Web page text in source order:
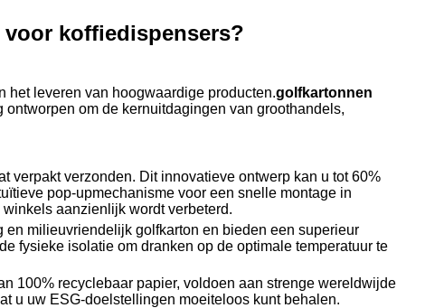
koffiedispensers?
het leveren van hoogwaardige producten.golfkartonnen
om de kernuitdagingen van groothandels,
verpakt verzonden. Dit innovatieve ontwerp kan u tot 60%
pop-upmechanisme voor een snelle montage in
aanzienlijk wordt verbeterd.
en milieuvriendelijk golfkarton en bieden een superieur
fysieke isolatie om dranken op de optimale temperatuur te
100% recyclebaar papier, voldoen aan strenge wereldwijde
u uw ESG-doelstellingen moeiteloos kunt behalen.